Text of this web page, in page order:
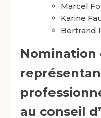
Marcel
Karine
Bertrand
Nomination
au conseil